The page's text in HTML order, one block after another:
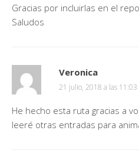
Gracias por incluirlas en el
Saludos
Veronica
21 julio, 2018 a las 11:03
He hecho esta ruta gracias a
leeré otras entradas para